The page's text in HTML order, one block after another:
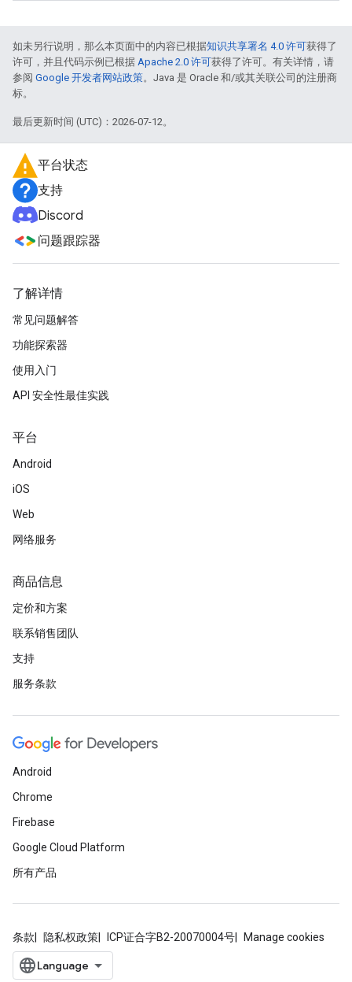
如未另行说明，那么本页面中的内容已根据知识共享署名 4.0 许可获得了
许可，并且代码示例已根据 Apache 2.0 许可获得了许可。有关详情，请
参阅 Google 开发者网站政策。Java 是 Oracle 和/或其关联公司的注册商
标。
最后更新时间 (UTC)：2026-07-12。
平台状态
支持
Discord
问题跟踪器
了解详情
常见问题解答
功能探索器
使用入门
API 安全性最佳实践
平台
Android
iOS
Web
网络服务
商品信息
定价和方案
联系销售团队
支持
服务条款
Android
Chrome
Firebase
Google Cloud Platform
所有产品
条款 隐私权政策 ICP证合字B2-20070004号 Manage cookies